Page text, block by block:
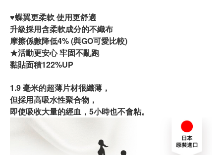
♥蝶翼更柔軟 使用更舒適
升級採用含柔軟成分的不織布
摩擦係數降低4% (與GO可愛比較)
★活動更安心 牢固不亂跑
黏貼面積122%UP
1.9 毫米的超薄片材很纖薄，
但採用高吸水性聚合物，
即使吸收大量的經血，5小時也不會粘。